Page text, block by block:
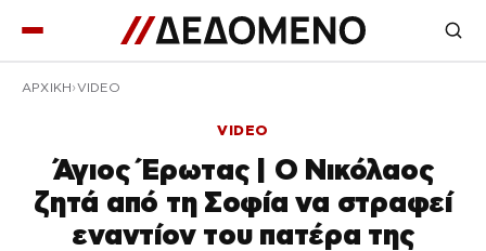
ΑΡΧΙΚΉ VIDEO
VIDEO
Άγιος Έρωτας | Ο Νικόλαος
ζητά από τη Σοφία να στραφεί
εναντίον του πατέρα της